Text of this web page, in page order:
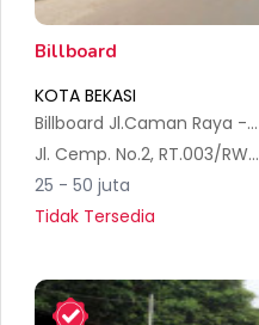
Billboard
KOTA BEKASI
Billboard Jl.Caman Raya - per5an Caman C
Jl. Cemp. No.2, RT.003/RW.001, Jatibening Baru, Kec. Pd. Gede, Kota Bks, Jawa Barat 17412, Indonesia
25 - 50 juta
Tidak Tersedia